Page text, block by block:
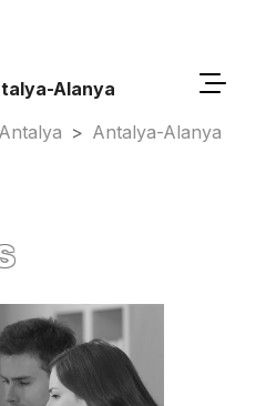
Alanya
Antalya > Antalya-Alanya